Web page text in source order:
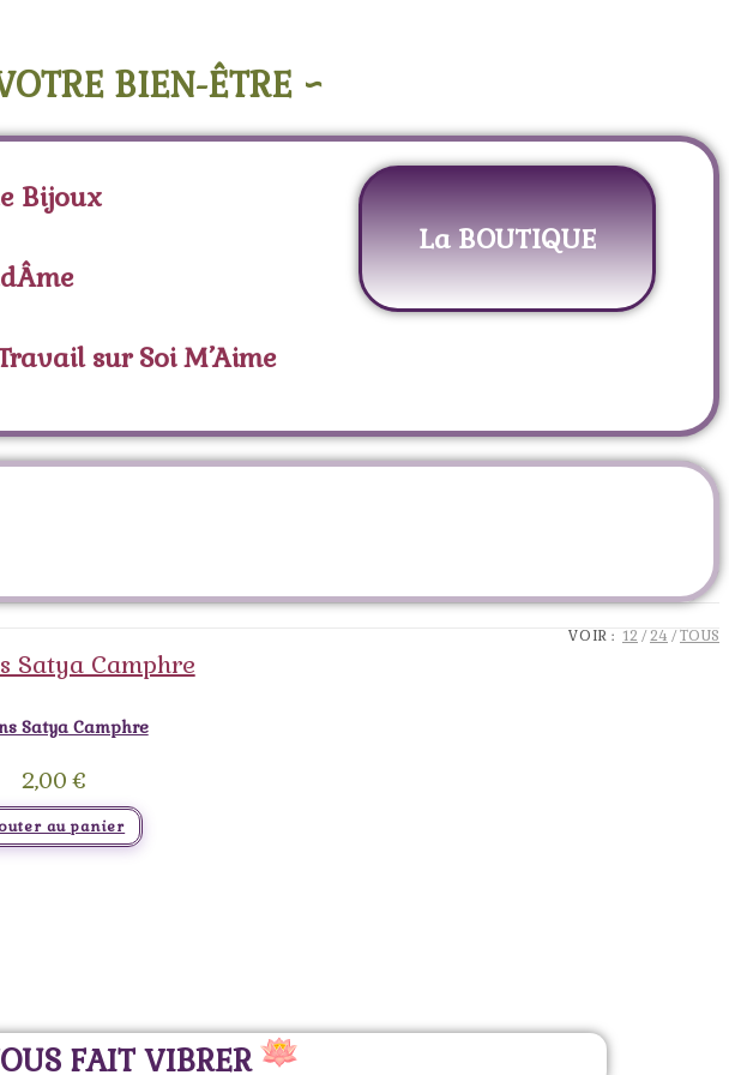
BIEN-ÊTRE ~
Bijoux
sur Soi M’Aime
La BOUTIQUE
VOIR : 12 24 TOUS
Satya Camphre
2,00€
au panier
FAIT VIBRER